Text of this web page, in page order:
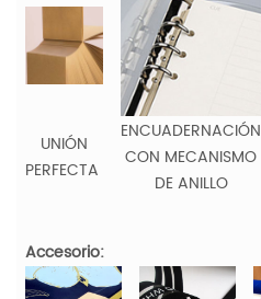
UNIÓN
PERFECTA
ENCUADERNACIÓN
CON MECANISMO
DE ANILLO
Accesorio: